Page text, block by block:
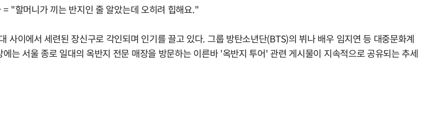
"할머니가 끼는 반지인 줄 알았는데 오히려 힙해요."
사이에서 세련된 장신구로 각인되며 인기를 끌고 있다. 그룹 방탄소년단(BTS)의 뷔나 배우 임지연 등 대중문화계
는 서울 종로 일대의 옥반지 전문 매장을 방문하는 이른바 '옥반지 투어' 관련 게시물이 지속적으로 공유되는 추세